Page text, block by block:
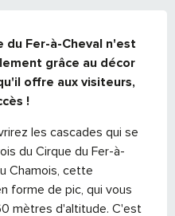
du Fer-à-Cheval n'est
grâce au décor
offre aux visiteurs,
!
les cascades qui se
du Cirque du Fer-à-
Chamois, cette
forme de pic, qui vous
mètres d'altitude. C'est